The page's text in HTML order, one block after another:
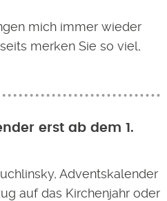
mich immer wieder
merken Sie so viel,
erst ab dem 1.
Adventskalender
auf das Kirchenjahr oder